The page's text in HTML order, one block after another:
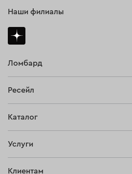
Ломбард
Тарифы
Ресейл
Купить
Каталог
Услуги
Клиентам
Наши филиалы